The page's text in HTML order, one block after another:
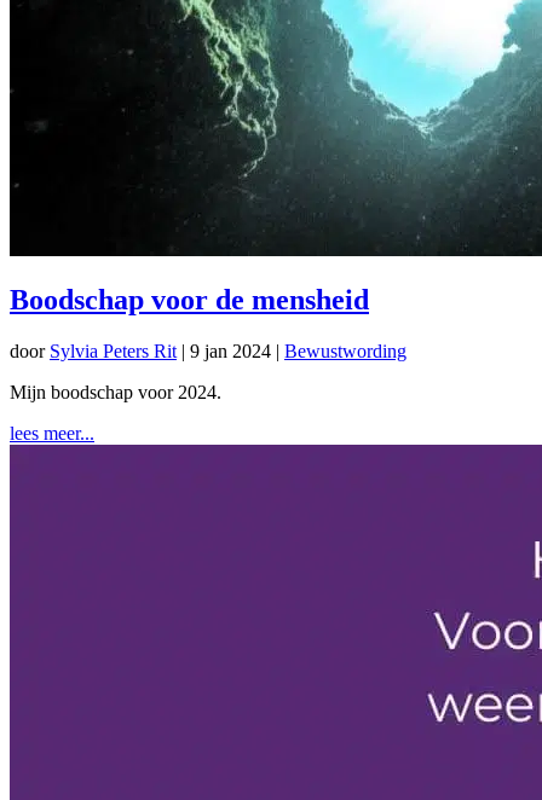
Boodschap voor de mensheid
door Sylvia Peters Rit | 9 jan 2024 | Bewustwording
Mijn boodschap voor 2024.
lees meer...